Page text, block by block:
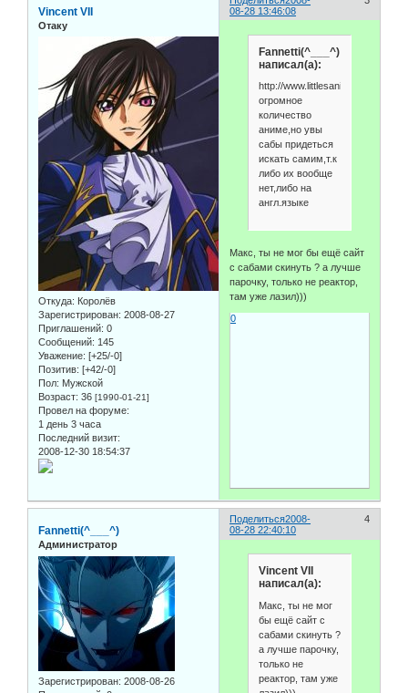
08-28 13:46:08
Vincent VII
Отаку
Откуда: Королёв
Зарегистрирован: 2008-08-27
Приглашений: 0
Сообщений: 145
Уважение: [+25/-0]
Позитив: [+42/-0]
Пол: Мужской
Возраст: 36 [1990-01-21]
Провел на форуме:
1 день 3 часа
Последний визит:
2008-12-30 18:54:37
Fannetti(^___^)
написал(а):
http://www.littlesanime.ru/
огромное
количество
аниме,но увы
сабы придеться
искать самим,т.к
либо их вообще
нет,либо на
англ.языке
Макс, ты не мог бы ещё сайт
с сабами скинуть ? а лучше
парочку, только не реактор,
там уже лазил)))
0
Поделиться 4
2008-
08-28 22:40:10
Fannetti(^___^)
Администратор
Зарегистрирован: 2008-08-26
Vincent VII
написал(а):
Макс, ты не мог
бы ещё сайт с
сабами скинуть ?
а лучше парочку,
только не
реактор, там уже